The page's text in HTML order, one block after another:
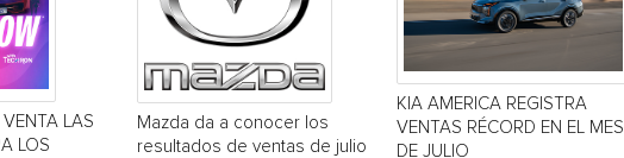
LAS
LOS
Mazda da a conocer los
resultados de ventas de julio
KIA AMERICA REGISTRA
VENTAS RÉCORD EN EL MES
DE JULIO